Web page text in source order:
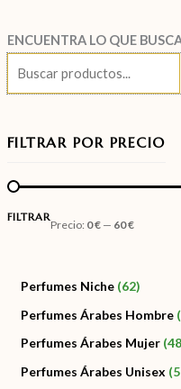
ENCUENTRA LO QUE
FILTRAR POR PRECIO
FILTRAR
Precio: 0 €— 60 €
Perfumes Niche 62
Perfumes Árabes Hombre
Perfumes Árabes Mujer
Perfumes Árabes Unisex